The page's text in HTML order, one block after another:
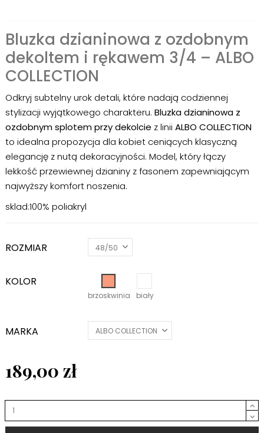
Bluzka dzianinowa z ozdobnym
dekoltem i rękawem 3/4 – ALBO
COLLECTION
Odkryj subtelny urok detali, które nadają codziennej
stylizacji wyjątkowego charakteru. Bluzka dzianinowa z
ozdobnym splotem przy dekolcie z linii ALBO COLLECTION
to idealna propozycja dla kobiet ceniących klasyczną
elegancję z nutą dekoracyjności. Model, który łączy
lekkość przewiewnej dzianiny z fasonem zapewniającym
najwyższy komfort noszenia.
sklad:100% poliakryl
ROZMIAR
KOLOR
brzoskwinia
biały
MARKA
189,00 zł